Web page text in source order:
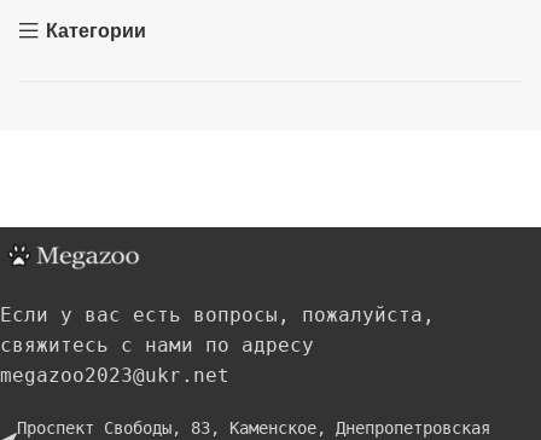
Категории
Если у вас есть вопросы, пожалуйста,
свяжитесь с нами по адресу
megazoo2023@ukr.net
Проспект Свободы, 83, Каменское, Днепропетровская